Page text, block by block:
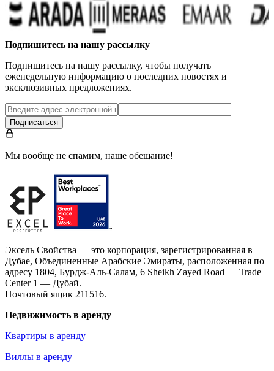
Подпишитесь на нашу рассылку
Подпишитесь на нашу рассылку, чтобы получать
еженедельную информацию о последних новостях и
эксклюзивных предложениях.
Подписаться
Мы вообще не спамим, наше обещание!
Эксель Свойства — это корпорация, зарегистрированная в
Дубае, Объединенные Арабские Эмираты, расположенная по
адресу 1804, Бурдж-Аль-Салам, 6 Sheikh Zayed Road — Trade
Center 1 — Дубай.
Почтовый ящик 211516.
Недвижимость в аренду
Квартиры в аренду
Виллы в аренду